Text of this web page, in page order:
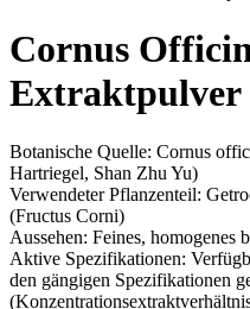
Cornus
Extraktpulver
Botanische Quelle: Cornus
Hartriegel, Shan Zhu Yu)
Verwendeter Pflanzenteil:
(Fructus Corni)
Aussehen: Feines, homogenes
Aktive Spezifikationen:
den gängigen Spezifikationen